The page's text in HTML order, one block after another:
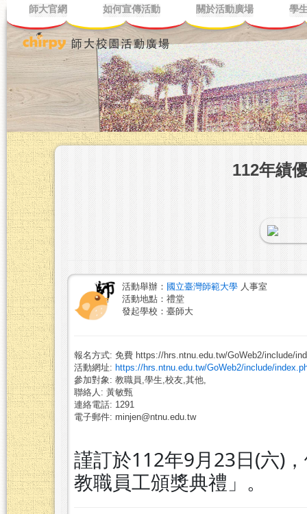
師大官網 如何宣傳活動 關於活動廣場 學
112年績
活動舉辦： 國立臺灣師範大學 人事室
活動地點：禮堂
發起學校：臺師大
報名方式: 免費 https://hrs.ntnu.edu.tw/GoWeb2/include/
活動網址: https://hrs.ntnu.edu.tw/GoWeb2/include/
參加對象: 教職員,學生,校友,其他,
聯絡人: 黃敏甄
連絡電話: 1291
電子郵件: minjen@ntnu.edu.tw
謹訂於112年9月23日(六)
教職員工頒獎典禮」。